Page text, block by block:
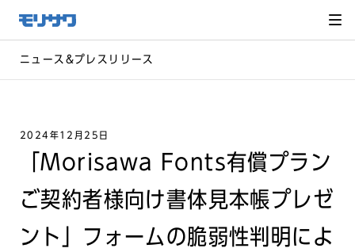
メ
ニュー
飛ばし
へ移動
ニュース&プレスリリース
2024年12月25日
「Morisawa Fonts有償プラン
ご契約者様向け書体見本帳プレゼ
ント」フォームの脆弱性判明によ